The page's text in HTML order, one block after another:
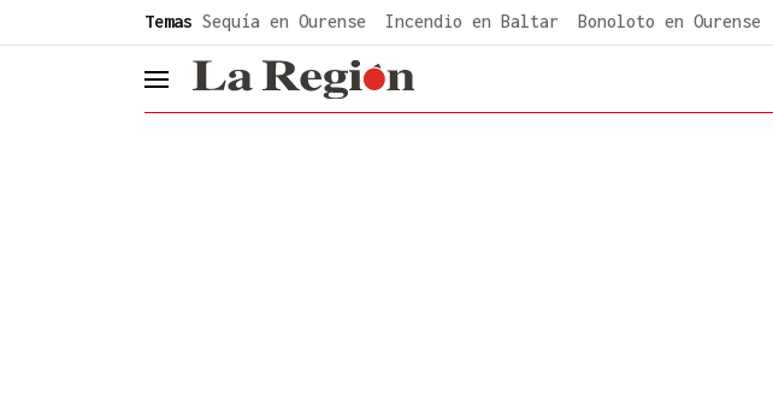
Temas Sequía en Ourense Incendio en Baltar Bonoloto en Ourense
header.menu.open